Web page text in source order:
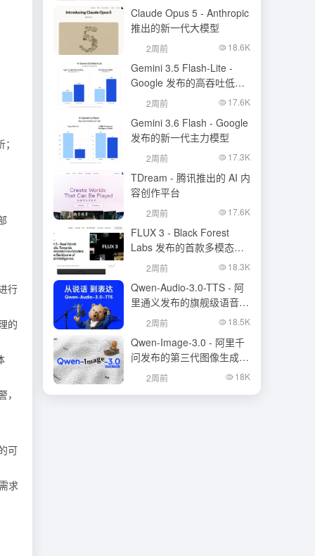
行
的
可
求
Claude Opus 5 - Anthropic
推出的新一代大模型
2周前 18.6K
Gemini 3.5 Flash-Lite -
Google 发布的高吞吐低成
本模型
2周前 17.6K
Gemini 3.6 Flash - Google
发布的新一代主力模型
2周前 17.3K
TDream - 腾讯推出的 AI 内
容创作平台
2周前 17.6K
FLUX 3 - Black Forest
Labs 发布的首款多模态基
础模型
2周前 18.3K
Qwen-Audio-3.0-TTS - 阿
里通义发布的旗舰级语音合
成大模型
2周前 18.5K
Qwen-Image-3.0 - 阿里千
问发布的第三代图像生成基
础模型
2周前 18K